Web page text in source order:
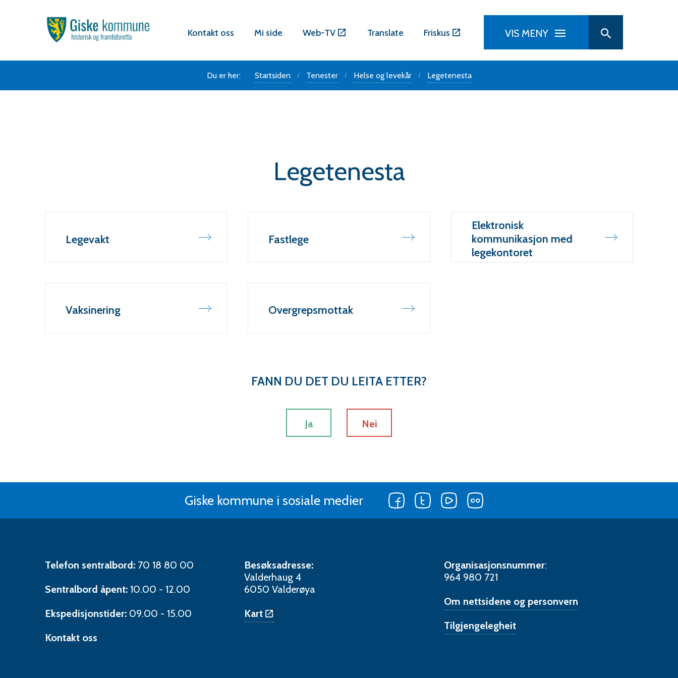
Verktøy
Kontakt oss Mi side Web-TV Translate Friskus VIS MENY
Du er her: Startsiden Tenester Helse og levekår Legetenesta
Legetenesta
Legevakt Fastlege
Elektronisk
kommunikasjon med
legekontoret
Vaksinering Overgrepsmottak
FANN DU DET DU LEITA ETTER?
Ja Nei
Giske kommune i sosiale medier
Følg
oss
på
Følg
oss
på
Følg
oss
på
Følg
påoss
Kontaktinformasjon
Telefon sentralbord: 70 18 80 00
Sentralbord åpent: 10.00 - 12.00
Ekspedisjonstider: 09.00 - 15.00
Kontakt oss
Besøksadresse:
Valderhaug 4
6050 Valderøya
Kart
Organisasjonsnummer:
964 980 721
Om nettsidene og personvern
Tilgjengelegheit